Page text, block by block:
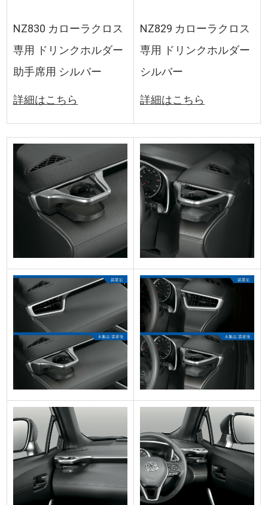
NZ830 カローラクロス
専用 ドリンクホルダー
助手席用 シルバー
詳細はこちら
NZ829 カローラクロス
専用 ドリンクホルダー
シルバー
詳細はこちら